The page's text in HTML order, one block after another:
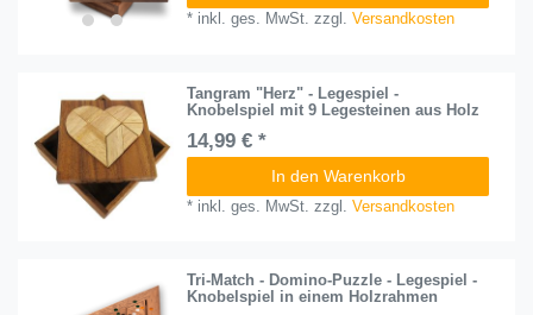
* inkl. ges. MwSt. zzgl.Versandkosten
Tangram "Herz" - Legespiel -
Knobelspiel mit 9 Legesteinen aus Holz
14,99 € *
In den Warenkorb
* inkl. ges. MwSt. zzgl.Versandkosten
Tri-Match - Domino-Puzzle - Legespiel -
Knobelspiel in einem Holzrahmen